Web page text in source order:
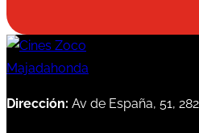
Dirección: Av de España, 51,